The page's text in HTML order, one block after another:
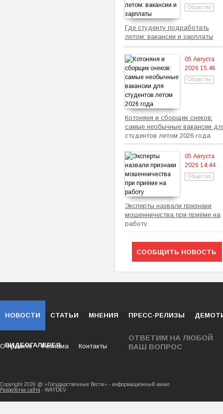
Общество
Где студенту подработать
летом: вакансии и зарплаты
05 Августа
2026 15:46
Общество
Котоняня и сборщик снеков:
самые необычные вакансии
студентов летом 2026 года
05 Августа
2026 14:44
Общество
Эксперты назвали признаки
мошенничества при приёме на
работу
СООБЩИТЬ НОВОСТЬ
НОВОСТИ СТАТЬИ МНЕНИЯ ПРЕСС-РЕЛИЗЫ
ВИДЕОГАЛЕРЕЯ
ОТВЕТИМ НА ЛЮБОЙ
ВАШ ВОПРОС
О проекте Реклама Контакты
Copyright 2026 @ «Государственные Вести» -
Разработка сайта - WAYDEV